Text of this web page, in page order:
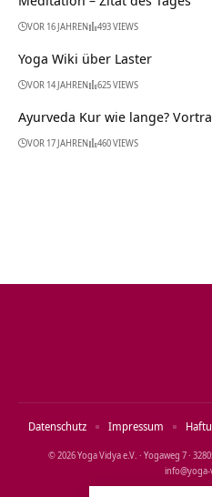
VOR 16 JAHREN 493 VIEWS
Yoga Wiki über Laster
VOR 14 JAHREN 625 VIEWS
Ayurveda Kur wie lange?
VOR 17 JAHREN 460 VIEWS
© 2026 Yoga Vidya e.V. · Yogaweg 7 ·
Datenschutz Impressum